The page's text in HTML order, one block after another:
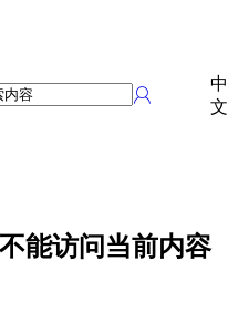
中
文
能访问当前内容